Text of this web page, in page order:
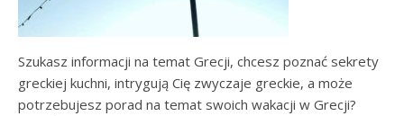
Szukasz informacji na temat Grecji, chcesz poznać sekrety
greckiej kuchni, intrygują Cię zwyczaje greckie, a może
potrzebujesz porad na temat swoich wakacji w Grecji?